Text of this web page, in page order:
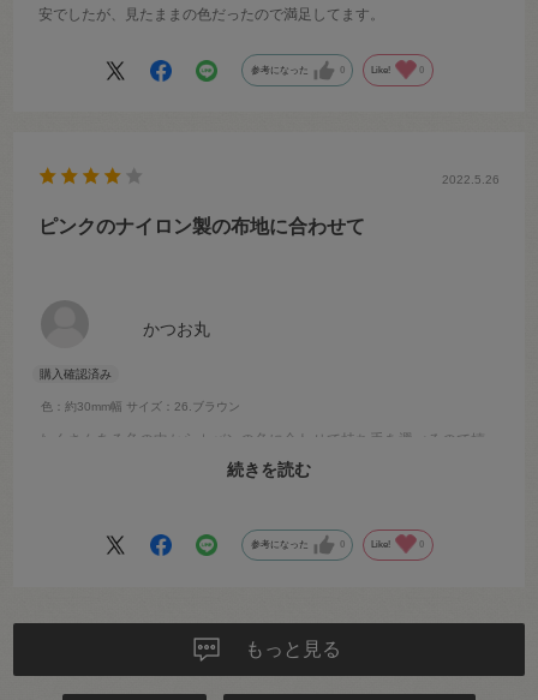
安でしたが、見たままの色だったので満足してます。
参考になった 0 Like! 0
かつお丸
色：約30mm幅 サイズ：26.ブラウン
2022.5.26
ピンクのナイロン製の布地に合わせて
たくさんある色の中からカバンの色に合わせて持ち手を選べるので嬉
続きを読む
参考になった 0 Like! 0
もっと見る